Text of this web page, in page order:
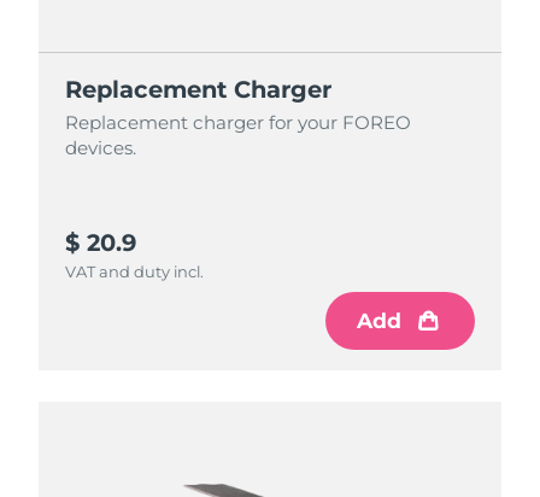
Replacement Charger
Replacement charger for your FOREO
devices.
$ 20.9
VAT and duty incl.
Add